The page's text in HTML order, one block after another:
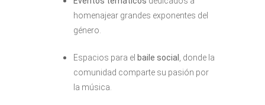
homenajear grandes exponentes del
género.
Espacios para el baile social , donde la
comunidad comparte su pasión por
la música.